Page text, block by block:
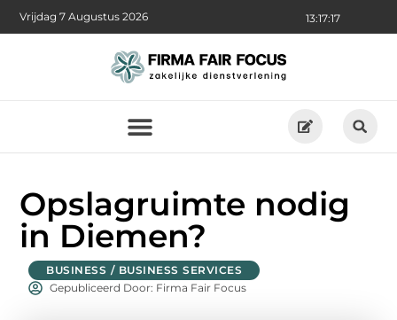
13:17:18
Vrijdag 7 Augustus 2026
Opslagruimte nodig
in Diemen?
BUSINESS / BUSINESS SERVICES
Gepubliceerd Door: Firma Fair Focus